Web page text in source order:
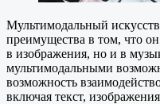
Мультимодальный
преимущества в том, что
в изображения, но и в
мультимодальными
возможность
включая текст,